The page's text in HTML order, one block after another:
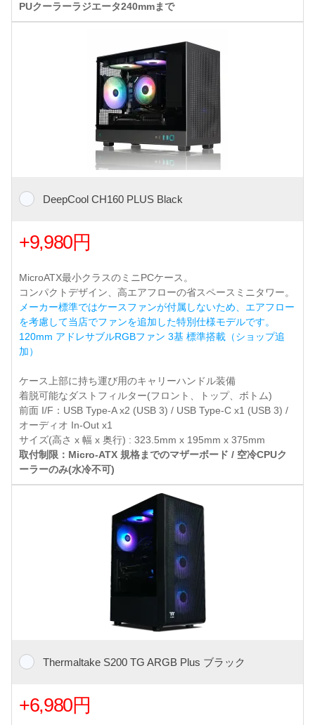
PUクーラーラジエータ240mmまで
DeepCool CH160 PLUS Black
+9,980円
MicroATX最小クラスのミニPCケース。
コンパクトデザイン、高エアフローの省スペースミニタワー。
メーカー標準ではケースファンが付属しないため、エアフロー
を考慮して当店でファンを追加した特別仕様モデルです。
120mm アドレサブルRGBファン 3基 標準搭載（ショップ追
加）
ケース上部に持ち運び用のキャリーハンドル装備
着脱可能なダストフィルター(フロント、トップ、ボトム)
前面 I/F：USB Type-A x2 (USB 3) / USB Type-C x1 (USB 3) /
オーディオ In-Out x1
サイズ(高さ x 幅 x 奥行) : 323.5mm x 195mm x 375mm
取付制限：Micro-ATX 規格までのマザーボード / 空冷CPUク
ーラーのみ(水冷不可)
Thermaltake S200 TG ARGB Plus ブラック
+6,980円